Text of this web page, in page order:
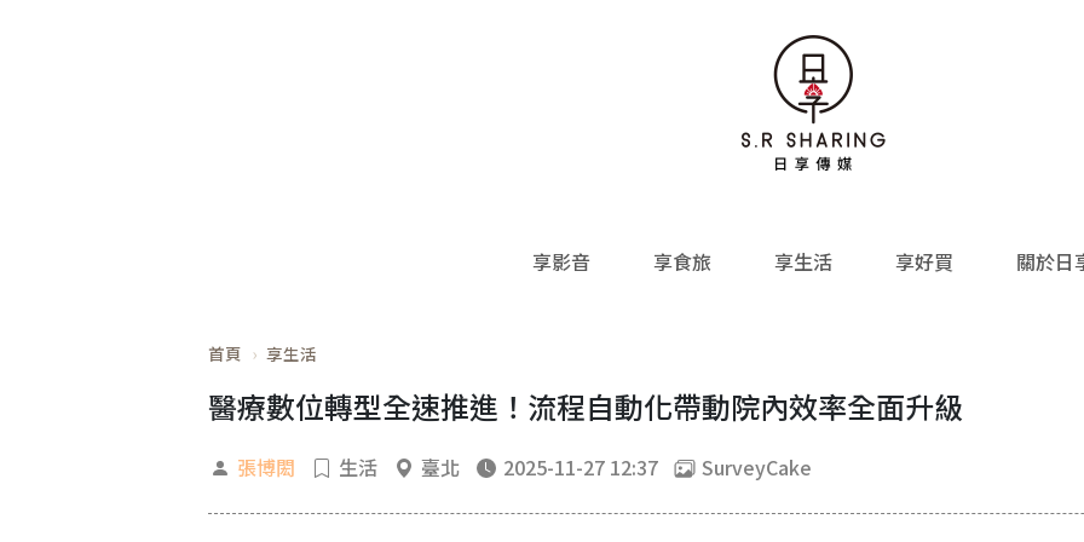
享影音 享食旅 享生活 享好買 關於日
首頁 享生活
醫療數位轉型全速推進！流程自動化帶動院內效率全面升級
張博閎 生活 臺北 2025-11-27 12:37 SurveyCake